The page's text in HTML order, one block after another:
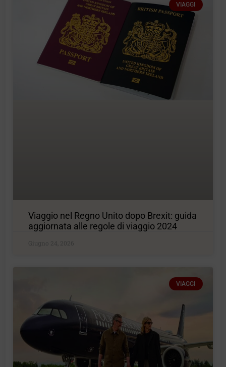
VIAGGI
Viaggio nel Regno Unito dopo Brexit: guida
aggiornata alle regole di viaggio 2024
Giugno 24, 2026
VIAGGI